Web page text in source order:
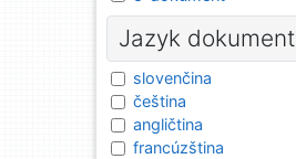
Jazyk
slovenčina
čeština
angličtina
francúzština